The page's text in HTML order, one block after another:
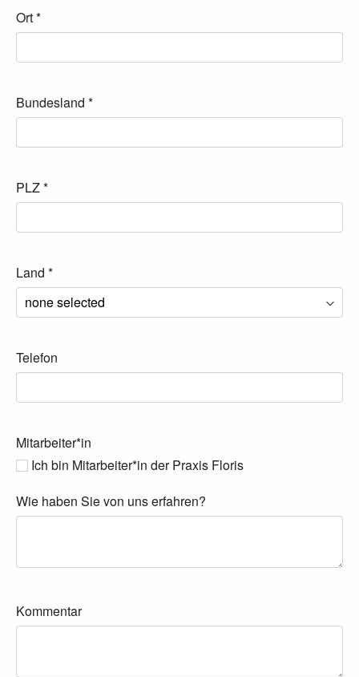
Ort*
Bundesland *
PLZ*
Land *
Telefon
Mitarbeiter*in
Ich bin Mitarbeiter*in der Praxis Floris
Wie haben Sie von uns erfahren?
Kommentar